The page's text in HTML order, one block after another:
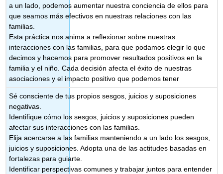
a un lado, podemos aumentar nuestra conciencia de ellos para
que seamos más efectivos en nuestras relaciones con las
familias.
Esta práctica nos anima a reflexionar sobre nuestras
interacciones con las familias, para que podamos elegir lo que
decimos y hacemos para promover resultados positivos en la
familia y el niño. Cada decisión afecta el éxito de nuestras
asociaciones y el impacto positivo que podemos tener
Sé consciente de tus propios sesgos, juicios y suposiciones
negativas.
Identifique cómo los sesgos, juicios y suposiciones pueden
afectar sus interacciones con las familias.
Elija acercarse a las familias manteniendo a un lado los sesgos,
juicios y suposiciones. Adopta una de las actitudes basadas en
fortalezas para guiarte.
Identificar perspectivas comunes y trabajar juntos para entender